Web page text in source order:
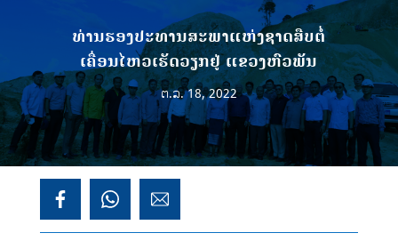
ທ່ານຮອງປະທານສະພາແຫ່ງຊາດສືບຕໍ່
ເຄື່ອນໄຫວເຮັດວຽກຢູ່ ແຂວງຫົວພັນ
ຕ.ລ. 18, 2022